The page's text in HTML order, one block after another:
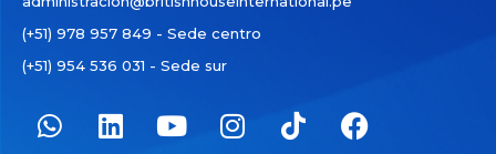
(+51) 978 957 849 - Sede centro
(+51) 954 536 031 - Sede sur